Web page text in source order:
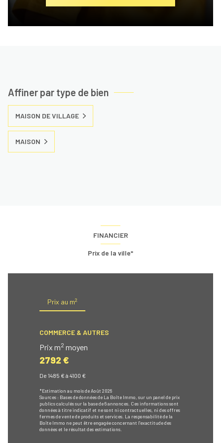
Affiner par type de bien
MAISON DE VILLAGE
MAISON
FINANCIER
Prix de la ville*
Prix au m2
COMMERCE & AUTRES
Prix m2 moyen
2792 €
De 1485 € à 4100 €
*Estimation au mois de Août 2026
Sources : Bases de données de La Boîte Immo, sur un panel de prix
publics calculés sur la base de 6 annonces. Ces informations sont
données à titre indicatif et ne sont ni contractuelles, ni des offres
fermes de vente de produits et services. La responsabilité de la
Boîte Immo ne peut être engagée concernant l'exactitude des
données et le résultat des estimations.